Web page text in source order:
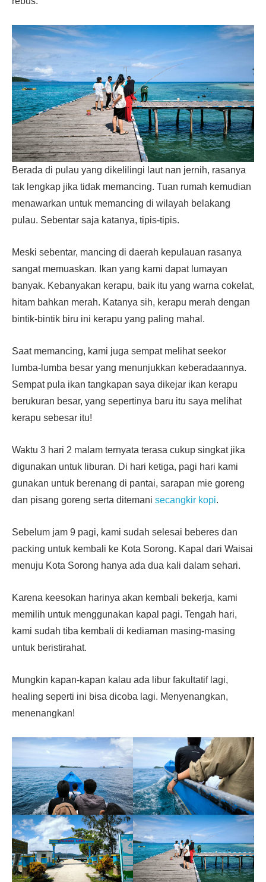
Berada di pulau yang dikelilingi laut nan jernih, rasanya
tak lengkap jika tidak memancing. Tuan rumah kemudian
menawarkan untuk memancing di wilayah belakang
pulau. Sebentar saja katanya, tipis-tipis.
Meski sebentar, mancing di daerah kepulauan rasanya
sangat memuaskan. Ikan yang kami dapat lumayan
banyak. Kebanyakan kerapu, baik itu yang warna cokelat,
hitam bahkan merah. Katanya sih, kerapu merah dengan
bintik-bintik biru ini kerapu yang paling mahal.
Saat memancing, kami juga sempat melihat seekor
lumba-lumba besar yang menunjukkan keberadaannya.
Sempat pula ikan tangkapan saya dikejar ikan kerapu
berukuran besar, yang sepertinya baru itu saya melihat
kerapu sebesar itu!
Waktu 3 hari 2 malam ternyata terasa cukup singkat jika
digunakan untuk liburan. Di hari ketiga, pagi hari kami
gunakan untuk berenang di pantai, sarapan mie goreng
dan pisang goreng serta ditemani secangkir kopi.
Sebelum jam 9 pagi, kami sudah selesai beberes dan
packing untuk kembali ke Kota Sorong. Kapal dari Waisai
menuju Kota Sorong hanya ada dua kali dalam sehari.
Karena keesokan harinya akan kembali bekerja, kami
memilih untuk menggunakan kapal pagi. Tengah hari,
kami sudah tiba kembali di kediaman masing-masing
untuk beristirahat.
Mungkin kapan-kapan kalau ada libur fakultatif lagi,
healing seperti ini bisa dicoba lagi. Menyenangkan,
menenangkan!